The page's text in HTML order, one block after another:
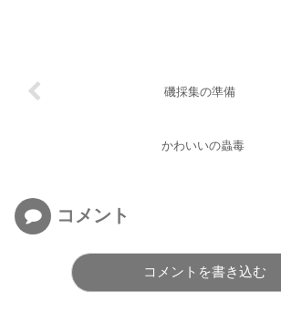
磯採集の準備
かわいいの蟲毒
コメント
コメントを書き込む